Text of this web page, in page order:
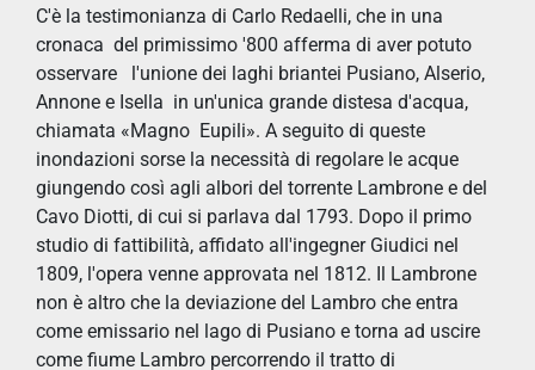
C'è la testimonianza di Carlo Redaelli, che in una
cronaca del primissimo '800 afferma di aver potuto
osservare l'unione dei laghi briantei Pusiano, Alserio,
Annone e Isella in un'unica grande distesa d'acqua,
chiamata «Magno Eupili». A seguito di queste
inondazioni sorse la necessità di regolare le acque
giungendo così agli albori del torrente Lambrone e del
Cavo Diotti, di cui si parlava dal 1793. Dopo il primo
studio di fattibilità, affidato all'ingegner Giudici nel
1809, l'opera venne approvata nel 1812. Il Lambrone
non è altro che la deviazione del Lambro che entra
come emissario nel lago di Pusiano e torna ad uscire
come fiume Lambro percorrendo il tratto di